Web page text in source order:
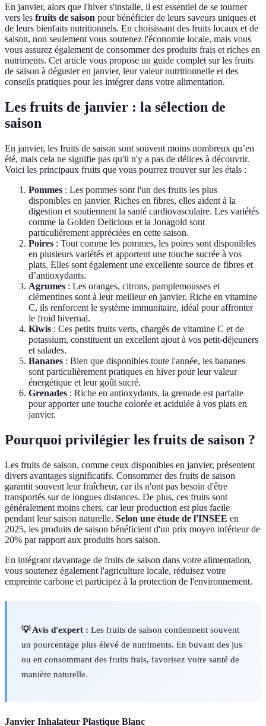
En janvier, alors que l'hiver s'installe, il est essentiel de se tourner
vers les fruits de saison pour bénéficier de leurs saveurs uniques et
de leurs bienfaits nutritionnels. En choisissant des fruits locaux et de
saison, non seulement vous soutenez l'économie locale, mais vous
vous assurez également de consommer des produits frais et riches en
nutriments. Cet article vous propose un guide complet sur les fruits
de saison à déguster en janvier, leur valeur nutritionnelle et des
conseils pratiques pour les intégrer dans votre alimentation.
Les fruits de janvier : la sélection de
saison
En janvier, les fruits de saison sont souvent moins nombreux qu’en
été, mais cela ne signifie pas qu'il n'y a pas de délices à découvrir.
Voici les principaux fruits que vous pourrez trouver sur les étals :
Pommes : Les pommes sont l'un des fruits les plus
disponibles en janvier. Riches en fibres, elles aident à la
digestion et soutiennent la santé cardiovasculaire. Les variétés
comme la Golden Delicious et la Jonagold sont
particulièrement appréciées en cette saison.
Poires : Tout comme les pommes, les poires sont disponibles
en plusieurs variétés et apportent une touche sucrée à vos
plats. Elles sont également une excellente source de fibres et
d’antioxydants.
Agrumes : Les oranges, citrons, pamplemousses et
clémentines sont à leur meilleur en janvier. Riche en vitamine
C, ils renforcent le système immunitaire, idéal pour affronter
le froid hivernal.
Kiwis : Ces petits fruits verts, chargés de vitamine C et de
potassium, constituent un excellent ajout à vos petit-déjeuners
et salades.
Bananes : Bien que disponibles toute l'année, les bananes
sont particulièrement pratiques en hiver pour leur valeur
énergétique et leur goût sucré.
Grenades : Riche en antioxydants, la grenade est parfaite
pour apporter une touche colorée et acidulée à vos plats en
janvier.
Pourquoi privilégier les fruits de saison ?
Les fruits de saison, comme ceux disponibles en janvier, présentent
divers avantages significatifs. Consommer des fruits de saison
garantit souvent leur fraîcheur, car ils n'ont pas besoin d'être
transportés sur de longues distances. De plus, ces fruits sont
généralement moins chers, car leur production est plus facile
pendant leur saison naturelle. Selon une étude de l'INSEE en
2025, les produits de saison bénéficient d'un prix moyen inférieur de
20% par rapport aux produits hors saison.
En intégrant davantage de fruits de saison dans votre alimentation,
vous soutenez également l'agriculture locale, réduisez votre
empreinte carbone et participez à la protection de l'environnement.
💡 Avis d'expert : Les fruits de saison contiennent souvent
un pourcentage plus élevé de nutriments. En buvant des jus
ou en consommant des fruits frais, favorisez votre santé de
manière naturelle.
Janvier Inhalateur Plastique Blanc